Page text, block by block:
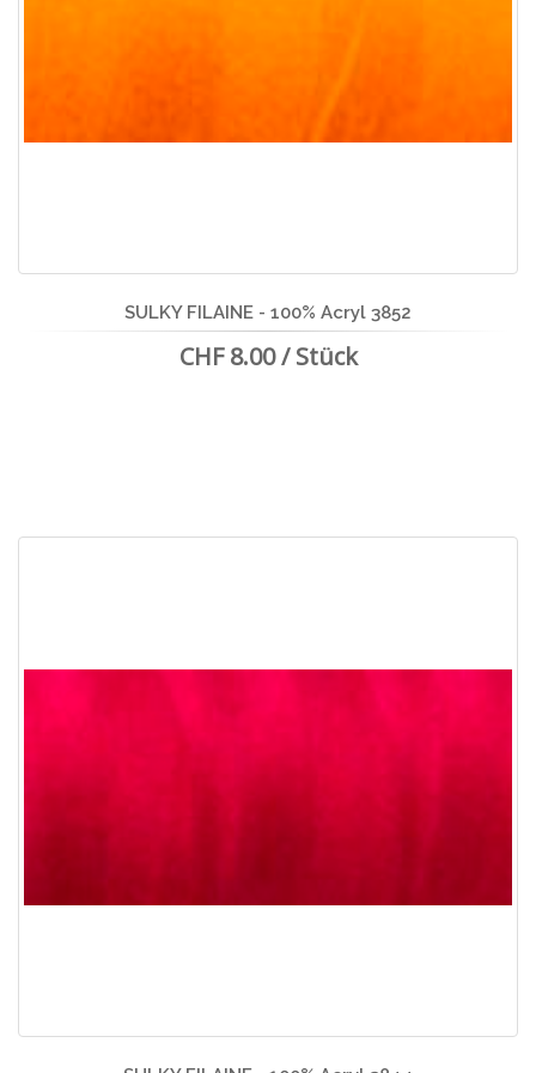
SULKY FILAINE - 100% Acryl 3852
CHF 8.00 / Stück